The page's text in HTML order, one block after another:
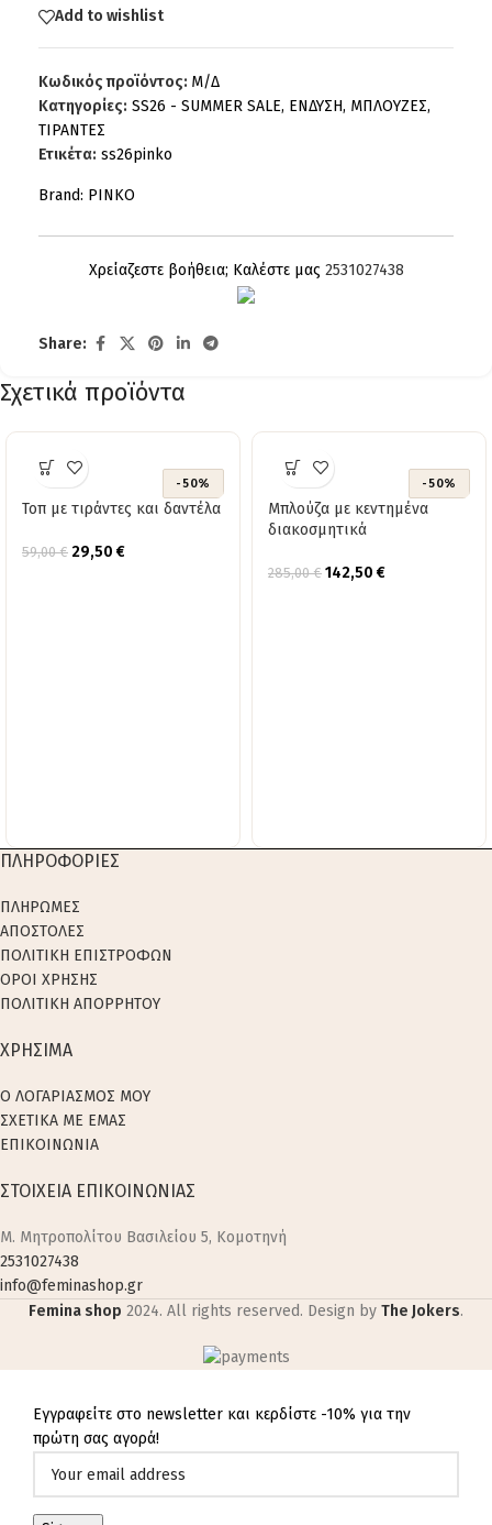
Add to wishlist
Κωδικός προϊόντος: Μ/Δ
Κατηγορίες: SS26 - SUMMER SALE, ΕΝΔΥΣΗ, ΜΠΛΟΥΖΕΣ,
ΤΙΡΑΝΤΕΣ
Ετικέτα: ss26pinko
Brand: PINKO
Χρείαζεστε βοήθεια; Καλέστε μας 2531027438
Share:
Σχετικά προϊόντα
-50%
Τοπ με τιράντες και δαντέλα
59,00€ 29,50 €
-50%
Μπλούζα με κεντημένα
διακοσμητικά
285,00€ 142,50 €
ΠΛΗΡΟΦΟΡΙΕΣ
ΠΛΗΡΩΜΕΣ
ΑΠΟΣΤΟΛΕΣ
ΠΟΛΙΤΙΚΗ ΕΠΙΣΤΡΟΦΩΝ
ΟΡΟΙ ΧΡΗΣΗΣ
ΠΟΛΙΤΙΚΗ ΑΠΟΡΡΗΤΟΥ
ΧΡΗΣΙΜΑ
Ο ΛΟΓΑΡΙΑΣΜΟΣ ΜΟΥ
ΣΧΕΤΙΚΑ ΜΕ ΕΜΑΣ
ΕΠΙΚΟΙΝΩΝΙΑ
ΣΤΟΙΧΕΙΑ ΕΠΙΚΟΙΝΩΝΙΑΣ
M. Μητροπολίτου Βασιλείου 5, Κομοτηνή
2531027438
info@feminashop.gr
Femina shop 2024. All rights reserved. Design by The Jokers.
Εγγραφείτε στο newsletter και κερδίστε -10% για την
πρώτη σας αγορά!